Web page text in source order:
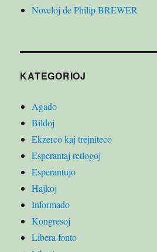
Noveloj de Philip BREWER
KATEGORIOJ
Agado
Bildoj
Ekzerco kaj trejniteco
Esperantaj retlogoj
Esperantujo
Hajkoj
Informado
Kongresoj
Libera fonto